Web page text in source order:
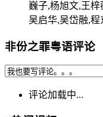
巍子,杨旭文,王梓
吴启华,吴岱融,
非份之罪粤语评论
评论加载中...